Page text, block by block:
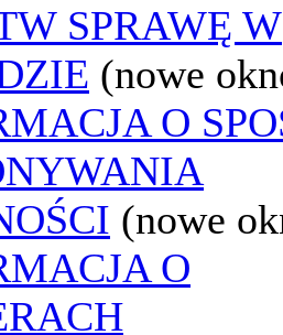
SPRAWĘ W
(nowe
O
(nowe
O